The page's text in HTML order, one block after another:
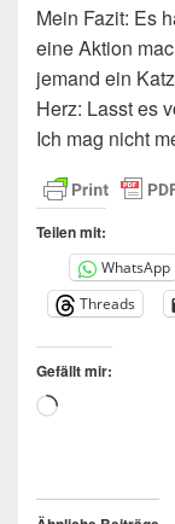
Mein Fazit: Es
eine Aktion
jemand ein
Herz: Lasst es
Ich mag nicht
Teilen mit:
WhatsApp
Threads
Gefällt mir: